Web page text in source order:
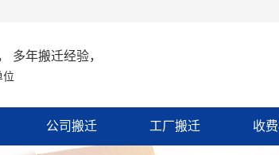
多年搬迁经验，
位
公司搬迁 工厂搬迁 收